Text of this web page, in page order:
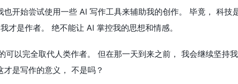
也开始尝试使用一些 AI 写作工具来辅助我的创作。 毕竟， 科
才是作者。 绝不能让 AI 掌控我的思想和情感。
可以完全取代人类作者。 但在那一天到来之前， 我会继续坚持
是写作的意义， 不是吗？